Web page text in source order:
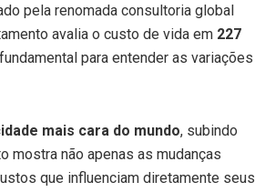
pela renomada consultoria global
avalia o custo de vida em 227
para entender as variações
mais cara do mundo, subindo
mostra não apenas as mudanças
que influenciam diretamente seus